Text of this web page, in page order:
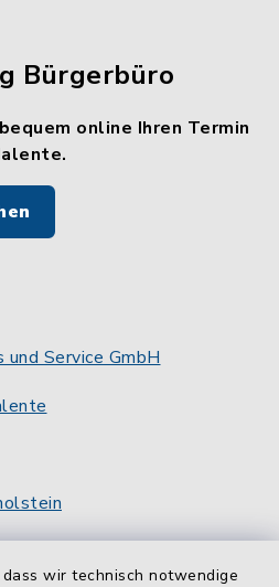
wir technisch notwendige
Bürgerbüro
online Ihren Termin
Service GmbH